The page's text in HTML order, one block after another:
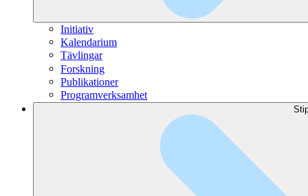
Initiativ
Kalendarium
Tävlingar
Forskning
Publikationer
Programverksamhet